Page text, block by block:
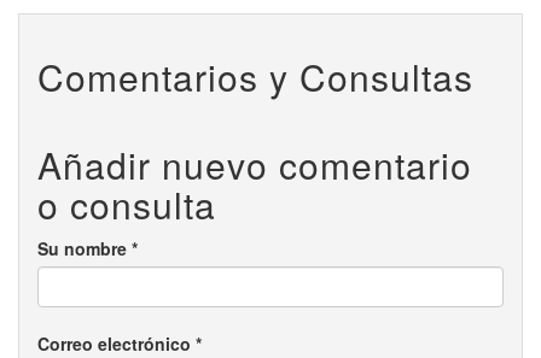
Comentarios y Consultas
Añadir nuevo comentario
o consulta
Su nombre *
Correo electrónico *